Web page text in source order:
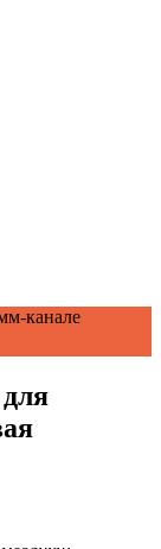
канале